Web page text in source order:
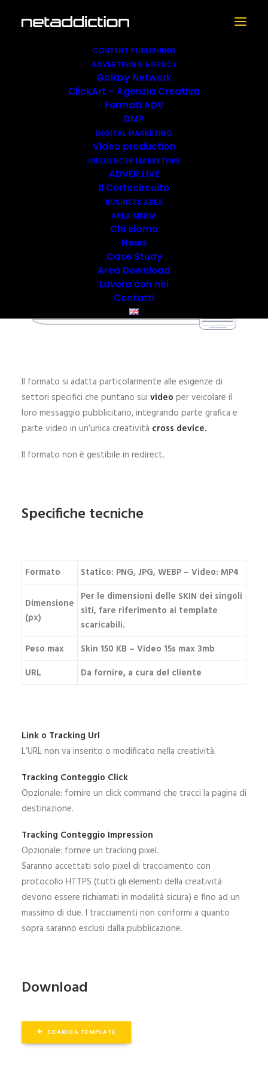
CONTENT PUBLISHING
ADVERTISING AGENCY
Galaxy Network
ClickArt – Agenzia Creativa
Formati ADV
DMP
DIGITAL MARKETING
Video production
INFLUENCER MARKETING
ADVER.LIVE
Il Cortocircuito
BUSINESS AREA
AREA MEDIA
Chi siamo
News
Case Study
Area Download
Lavora con noi
Contatti
Skin Video
Il formato si adatta particolarmente alle esigenze di
settori specifici che puntano sui video per veicolare il
loro messaggio pubblicitario, integrando parte grafica e
parte video in un’unica creatività cross device.
Il formato non è gestibile in redirect.
Specifiche tecniche
Formato Statico: PNG, JPG, WEBP – Video: MP4
Dimensione
(px)
Per le dimensioni delle SKIN dei singoli
siti, fare riferimento ai template
scaricabili.
Peso max
Skin 150 KB – Video 15s max 3mb
URL
Da fornire, a cura del cliente
Link o Tracking Url
L’URL non va inserito o modificato nella creatività.
Tracking Conteggio Click
Opzionale: fornire un click command che tracci la pagina di
destinazione.
Tracking Conteggio Impression
Opzionale: fornire un tracking pixel.
Saranno accettati solo pixel di tracciamento con
protocollo HTTPS (tutti gli elementi della creatività
devono essere richiamati in modalità sicura) e fino ad un
massimo di due. I tracciamenti non conformi a quanto
sopra saranno esclusi dalla pubblicazione.
Download
SCARICA TEMPLATE